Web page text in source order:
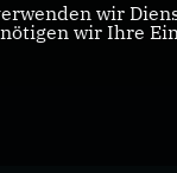
wir
wir Ihre